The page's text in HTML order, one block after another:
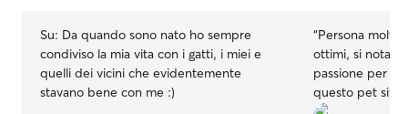
Su: Da quando sono nato ho sempre
condiviso la mia vita con i gatti, i miei e
quelli dei vicini che evidentemente
stavano bene con me :)
“Persona molto
ottimi, si nota
passione per gli
questo pet